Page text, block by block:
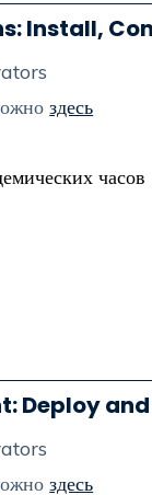
Install,
здесь
часов
Deploy
здесь